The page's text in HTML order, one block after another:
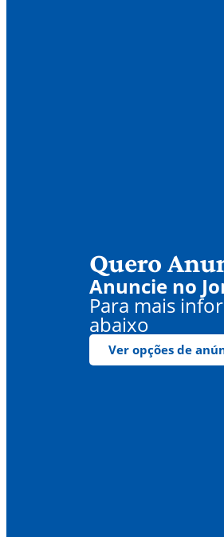
Quero
Anuncie no
Para mais
abaixo
Ver opções de